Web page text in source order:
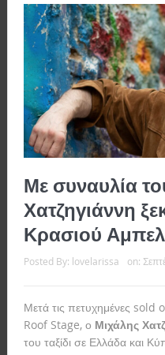
Με συναυλία
Χατζηγιάννη
Κρασιού
Posted By: lovelarissa on:
Μετά τις πετυχημένες
Roof Stage, ο Μιχάλης
του ταξίδι σε Ελλάδα και